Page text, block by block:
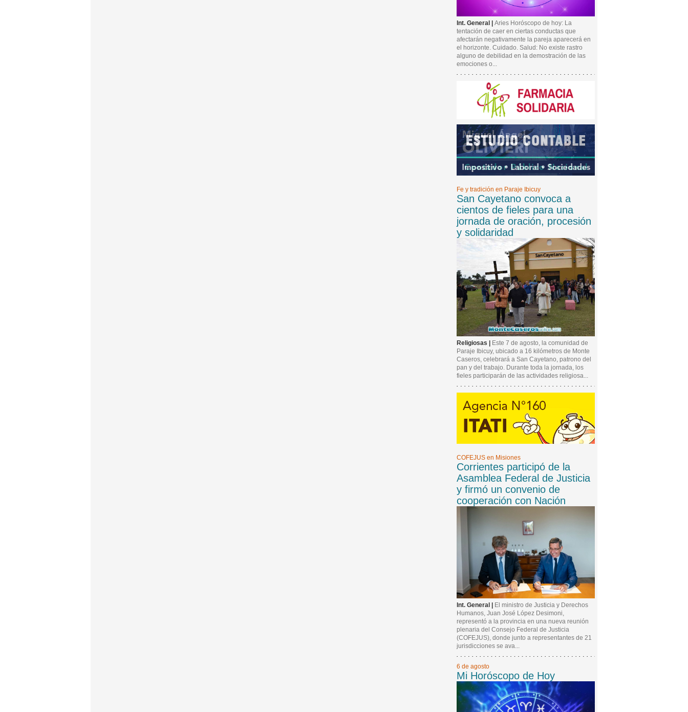
Int. General | Aries Horóscopo de hoy: La
tentación de caer en ciertas conductas que
afectarán negativamente la pareja aparecerá en
el horizonte. Cuidado. Salud: No existe rastro
alguno de debilidad en la demostración de las
emociones o...
Fe y tradición en Paraje Ibicuy
San Cayetano convoca a
cientos de fieles para una
jornada de oración, procesión
y solidaridad
Religiosas |
Este 7 de agosto, la comunidad de
Paraje Ibicuy, ubicado a 16 kilómetros de Monte
Caseros, celebrará a San Cayetano, patrono del
pan y del trabajo. Durante toda la jornada, los
fieles participarán de las actividades religiosa...
COFEJUS en Misiones
Corrientes participó de la
Asamblea Federal de Justicia
y firmó un convenio de
cooperación con Nación
Int. General |
El ministro de Justicia y Derechos
Humanos, Juan José López Desimoni,
representó a la provincia en una nueva reunión
plenaria del Consejo Federal de Justicia
(COFEJUS), donde junto a representantes de 21
jurisdicciones se ava...
6 de agosto
Mi Horóscopo de Hoy